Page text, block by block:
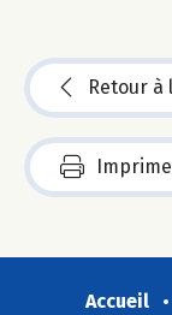
Retour à
Accueil